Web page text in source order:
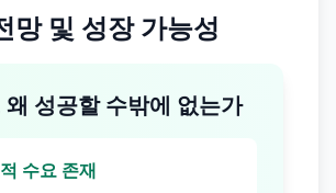
망 및 성장 가능성
왜 성공할 수밖에 없는가
수요 존재